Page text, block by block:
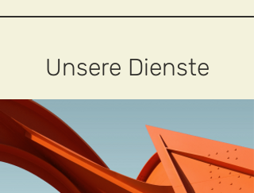
Unsere Dienste